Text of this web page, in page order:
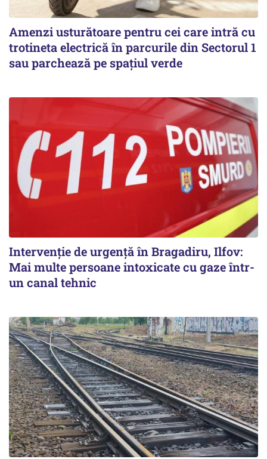
Amenzi usturătoare pentru cei care intră cu
trotineta electrică în parcurile din Sectorul 1
sau parchează pe spațiul verde
Intervenție de urgență în Bragadiru, Ilfov:
Mai multe persoane intoxicate cu gaze într-
un canal tehnic